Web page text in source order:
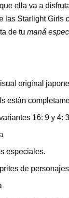
ella va a
las Starlight
de tu maná
original
están
16: 9 y 4: 3
especiales.
de